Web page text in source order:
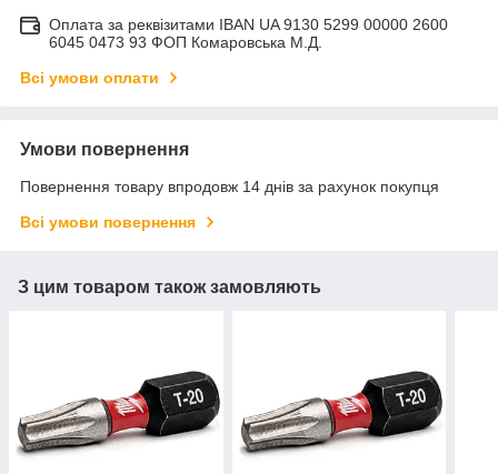
Оплата за реквізитами IBAN UA 9130 5299 00000 2600
6045 0473 93 ФОП Комаровська М.Д.
Всі умови оплати
Умови повернення
Повернення товару впродовж 14 днів за рахунок покупця
Всі умови повернення
З цим товаром також замовляють